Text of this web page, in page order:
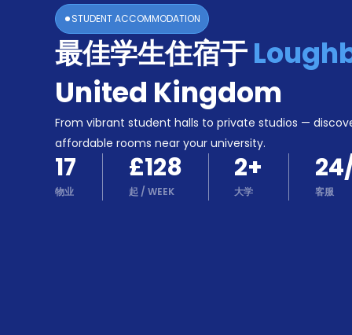
入
Booking
Accommodation
Become
STUDENT ACCOMMODATION
最佳学生住宿于
United Kingdom
From vibrant student halls to private studios —
affordable rooms near your university.
17
物业
£128
起 / WEEK
2+
大学 客服